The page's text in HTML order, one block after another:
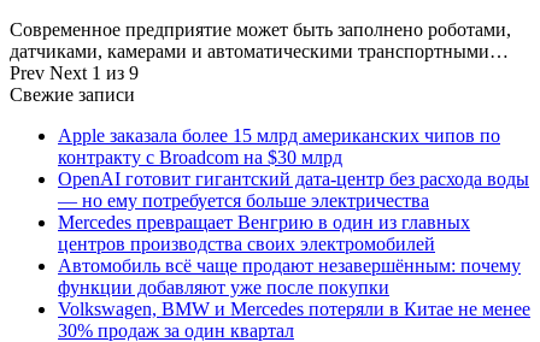
Современное предприятие может быть заполнено роботами,
датчиками, камерами и автоматическими транспортными…
Prev Next 1 из 9
Свежие записи
Apple заказала более 15 млрд американских чипов по
контракту с Broadcom на $30 млрд
OpenAI готовит гигантский дата-центр без расхода воды
— но ему потребуется больше электричества
Mercedes превращает Венгрию в один из главных
центров производства своих электромобилей
Автомобиль всё чаще продают незавершённым: почему
функции добавляют уже после покупки
Volkswagen, BMW и Mercedes потеряли в Китае не менее
30% продаж за один квартал